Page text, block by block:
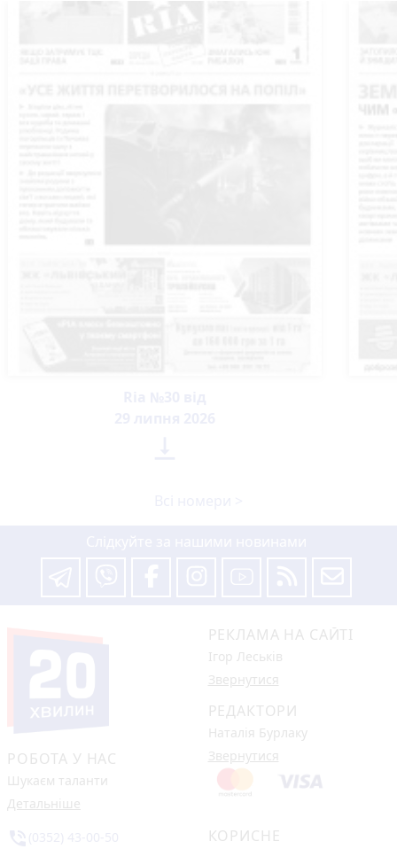
РОБОТА У НАС
Шукаєм таланти
Детальніше
РЕКЛАМА НА САЙТІ
Ігор Леськів
Звернутися
РЕДАКТОРИ
Наталія Бурлаку
Звернутися
КОРИСНЕ